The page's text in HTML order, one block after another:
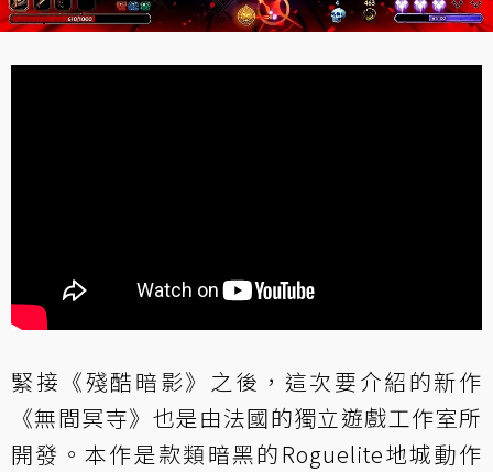
緊接《殘酷暗影》之後，這次要介紹的新作
《無間冥寺》也是由法國的獨立遊戲工作室所
開發。本作是款類暗黑的Roguelite地城動作